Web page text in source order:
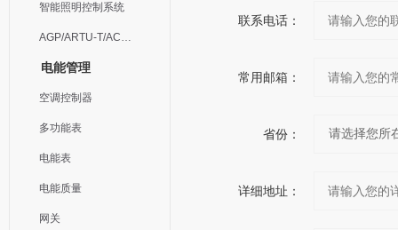
智能照明控制系统
AGP/ARTU-T/ACM/ADDC
电能管理
空调控制器
多功能表
电能表
电能质量
网关
联系电话：
常用邮箱：
省份：
详细地址：